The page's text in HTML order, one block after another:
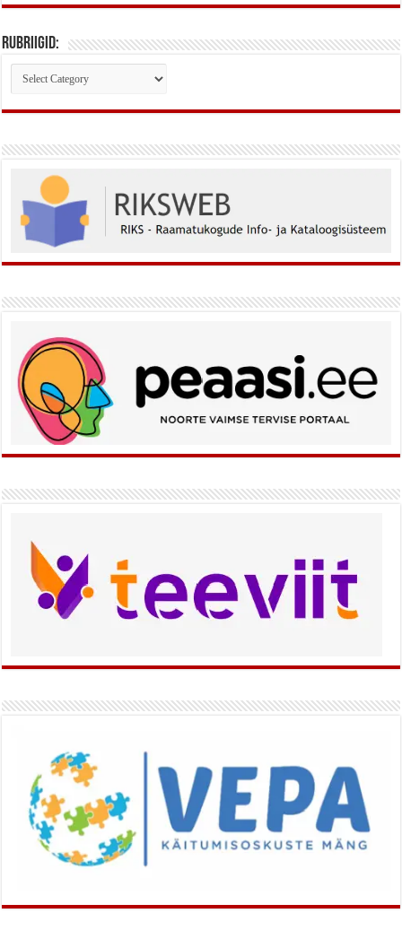
Rubriigid:
Rubriigid: